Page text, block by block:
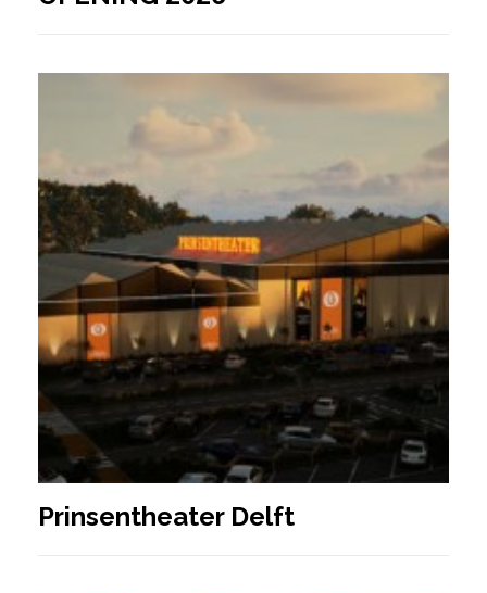
Prinsentheater Delft